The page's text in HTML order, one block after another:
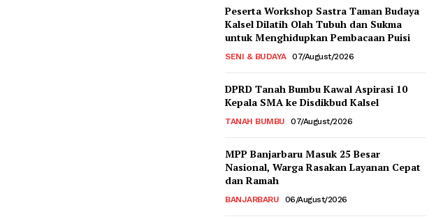
Peserta Workshop Sastra Taman Budaya
Kalsel Dilatih Olah Tubuh dan Sukma
untuk Menghidupkan Pembacaan Puisi
SENI & BUDAYA 07/August/2026
DPRD Tanah Bumbu Kawal Aspirasi 10
Kepala SMA ke Disdikbud Kalsel
TANAH BUMBU 07/August/2026
MPP Banjarbaru Masuk 25 Besar
Nasional, Warga Rasakan Layanan Cepat
dan Ramah
BANJARBARU 06/August/2026